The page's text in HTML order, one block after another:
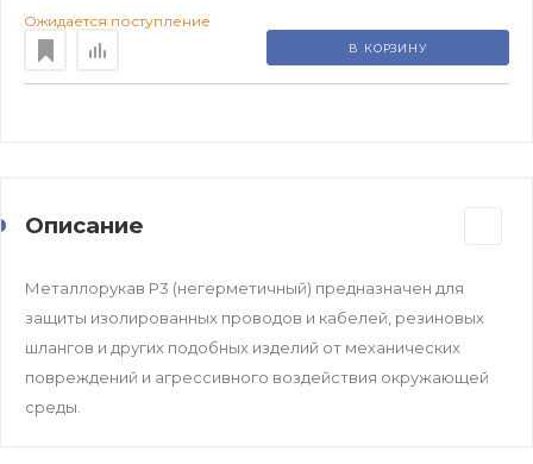
Ожидается поступление
В КОРЗИНУ
Описание
Металлорукав Р3 (негерметичный) предназначен для
защиты изолированных проводов и кабелей, резиновых
шлангов и других подобных изделий от механических
повреждений и агрессивного воздействия окружающей
среды.